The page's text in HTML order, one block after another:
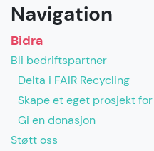
Navigation
Bidra
Bli bedriftspartner
Delta i FAIR Recycling
Skape et eget prosjekt
Gi en donasjon
Støtt oss